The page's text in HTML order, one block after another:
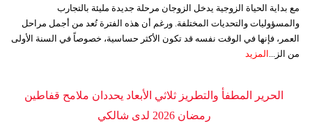
مع بداية الحياة الزوجية يدخل الزوجان مرحلة جديدة مليئة بالتجارب
والمسؤوليات والتحديات المختلفة. ورغم أن هذه الفترة تُعد من أجمل مراحل
العمر، فإنها في الوقت نفسه قد تكون الأكثر حساسية، خصوصاً في السنة الأولى
من الز...
المزيد
الحرير المطفأ والتطريز ثلاثي الأبعاد يحددان ملامح قفاطين
رمضان 2026 لدى شالكي